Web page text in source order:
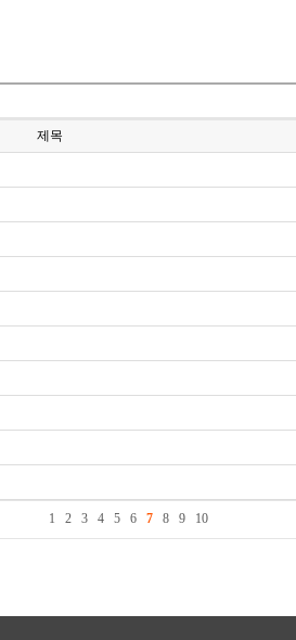
제목
1 2 3 4 5 6 7 8 9 10